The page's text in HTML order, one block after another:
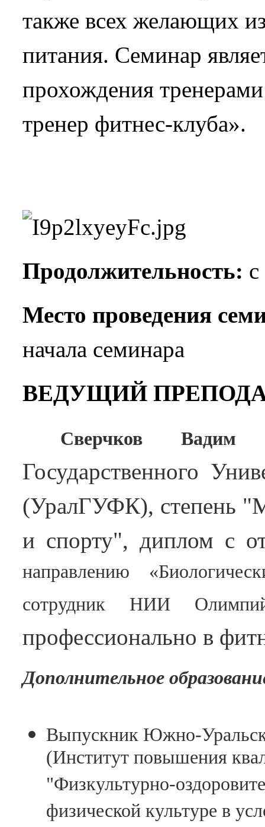
также всех желающих
питания. Семинар
прохождения
тренер фитнес-клуба».
Продолжительность:
Место проведения
начала семинара
ВЕДУЩИЙ
Сверчков Вадим
Государственного
(УралГУФК), степень
и спорту", диплом с
направлению
сотрудник НИИ
профессионально в
Дополнительное
Выпускник Южно-
(Институт повышения
"Физкультурно-
физической культуре в